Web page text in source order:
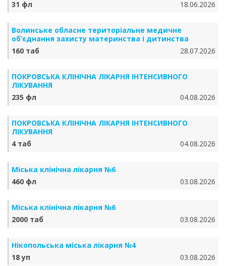
31 фл
18.06.2026
Волинське обласне територіальне медичне
об’єднання захисту материнства і дитинства
160 таб
28.07.2026
ПОКРОВСЬКА КЛІНІЧНА ЛІКАРНЯ ІНТЕНСИВНОГО
ЛІКУВАННЯ
235 фл
04.08.2026
ПОКРОВСЬКА КЛІНІЧНА ЛІКАРНЯ ІНТЕНСИВНОГО
ЛІКУВАННЯ
4 таб
04.08.2026
Міська клінічна лікарня №6
460 фл
03.08.2026
Міська клінічна лікарня №6
2000 таб
03.08.2026
Нікопольська міська лікарня №4
18 уп
03.08.2026